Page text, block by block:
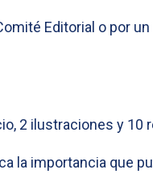
Editorial o por
2 ilustraciones y
la importancia que